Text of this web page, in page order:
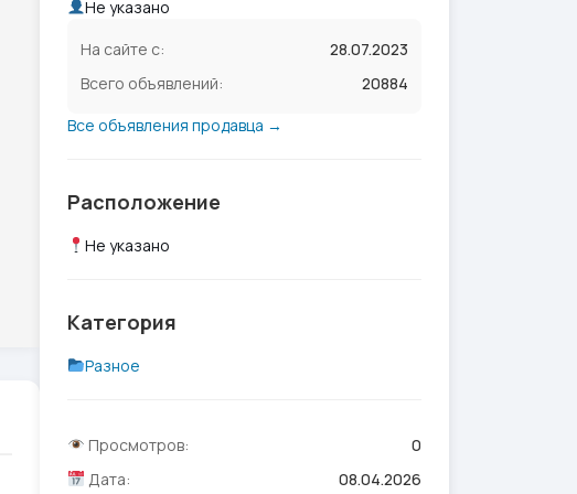
Не указано
На сайте с:
28.07.2023
Всего объявлений:
20884
Все объявления продавца →
Расположение
Не указано
Категория
Разное
Просмотров:
0
Дата:
08.04.2026